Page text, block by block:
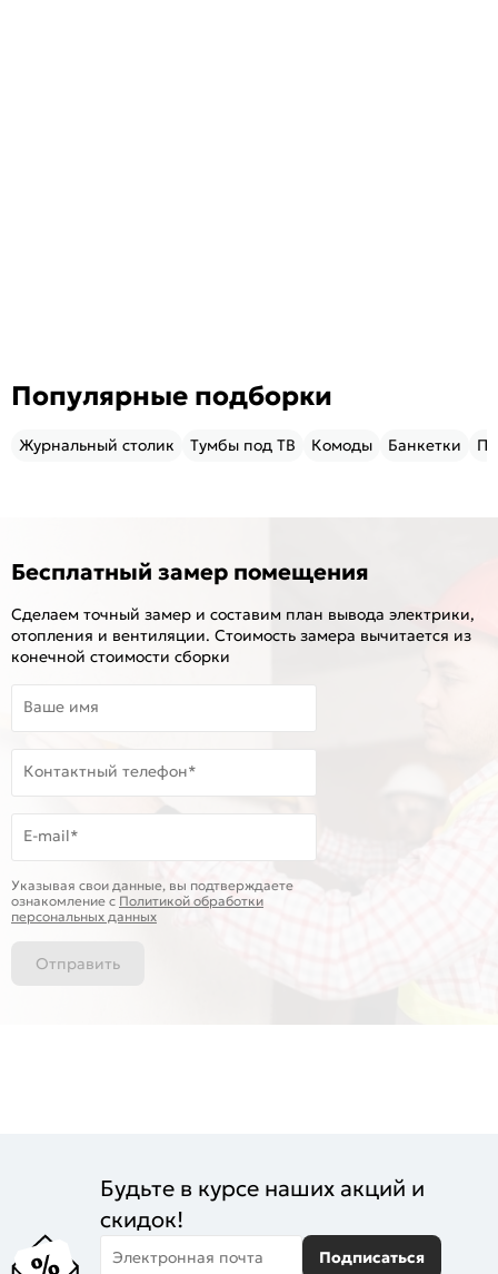
Популярные подборки
Журнальный столик Тумбы под ТВ Комоды Банкетки
Бесплатный замер помещения
Сделаем точный замер и составим план вывода электрики,
отопления и вентиляции. Стоимость замера вычитается из
конечной стоимости сборки
Ваше имя
Контактный телефон*
E-mail*
Указывая свои данные, вы подтверждаете
ознакомление c Политикой обработки
персональных данных
Отправить
Будьте в курсе наших акций и
скидок!
Электронная почта Подписаться